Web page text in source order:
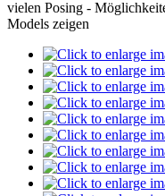
vielen Posing -
Models zeigen